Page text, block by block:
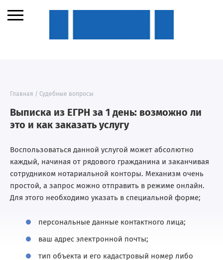
Главная / Судебные вопросы
Выписка из ЕГРН за 1 день: возможно ли
это и как заказать услугу
Воспользоваться данной услугой может абсолютно
каждый, начиная от рядового гражданина и заканчивая
сотрудником нотариальной конторы. Механизм очень
простой, а запрос можно отправить в режиме онлайн.
Для этого необходимо указать в специальной форме;
персональные данные контактного лица;
ваш адрес электронной почты;
тип объекта и его кадастровый номер либо